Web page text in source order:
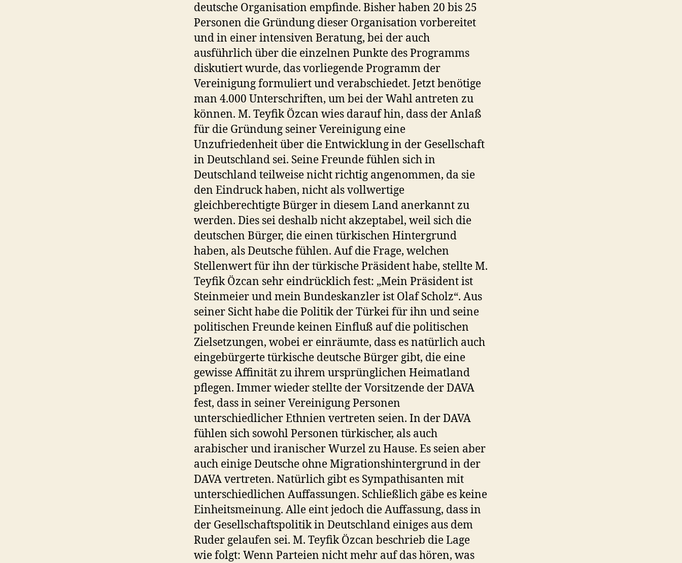
deutsche Organisation empfinde. Bisher haben 20 bis 25
Personen die Gründung dieser Organisation vorbereitet
und in einer intensiven Beratung, bei der auch
ausführlich über die einzelnen Punkte des Programms
diskutiert wurde, das vorliegende Programm der
Vereinigung formuliert und verabschiedet. Jetzt benötige
man 4.000 Unterschriften, um bei der Wahl antreten zu
können. M. Teyfik Özcan wies darauf hin, dass der Anlaß
für die Gründung seiner Vereinigung eine
Unzufriedenheit über die Entwicklung in der Gesellschaft
in Deutschland sei. Seine Freunde fühlen sich in
Deutschland teilweise nicht richtig angenommen, da sie
den Eindruck haben, nicht als vollwertige
gleichberechtigte Bürger in diesem Land anerkannt zu
werden. Dies sei deshalb nicht akzeptabel, weil sich die
deutschen Bürger, die einen türkischen Hintergrund
haben, als Deutsche fühlen. Auf die Frage, welchen
Stellenwert für ihn der türkische Präsident habe, stellte M.
Teyfik Özcan sehr eindrücklich fest: „Mein Präsident ist
Steinmeier und mein Bundeskanzler ist Olaf Scholz“. Aus
seiner Sicht habe die Politik der Türkei für ihn und seine
politischen Freunde keinen Einfluß auf die politischen
Zielsetzungen, wobei er einräumte, dass es natürlich auch
eingebürgerte türkische deutsche Bürger gibt, die eine
gewisse Affinität zu ihrem ursprünglichen Heimatland
pflegen. Immer wieder stellte der Vorsitzende der DAVA
fest, dass in seiner Vereinigung Personen
unterschiedlicher Ethnien vertreten seien. In der DAVA
fühlen sich sowohl Personen türkischer, als auch
arabischer und iranischer Wurzel zu Hause. Es seien aber
auch einige Deutsche ohne Migrationshintergrund in der
DAVA vertreten. Natürlich gibt es Sympathisanten mit
unterschiedlichen Auffassungen. Schließlich gäbe es keine
Einheitsmeinung. Alle eint jedoch die Auffassung, dass in
der Gesellschaftspolitik in Deutschland einiges aus dem
Ruder gelaufen sei. M. Teyfik Özcan beschrieb die Lage
wie folgt: Wenn Parteien nicht mehr auf das hören, was